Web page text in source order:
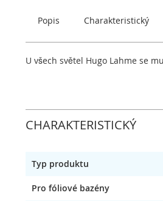
Popis Charakteristický
U všech světel Hugo Lahme se
CHARAKTERISTICKÝ
Typ produktu
Pro fóliové bazény